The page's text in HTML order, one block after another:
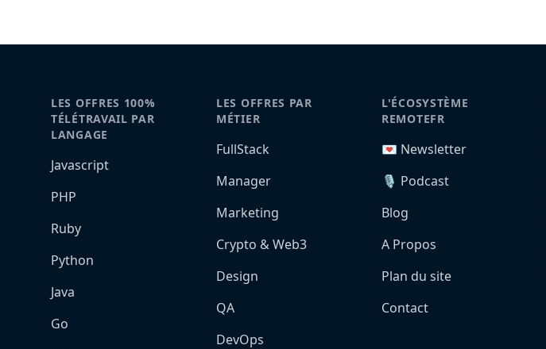
LES OFFRES 100%
TÉLÉTRAVAIL PAR
LANGAGE
Javascript
PHP
Ruby
Python
Java
Go
LES OFFRES PAR
MÉTIER
FullStack
Manager
Marketing
Crypto & Web3
Design
QA
DevOps
L'ÉCOSYSTÈME
REMOTEFR
💌 Newsletter
🎙️ Podcast
Blog
A Propos
Plan du site
Contact